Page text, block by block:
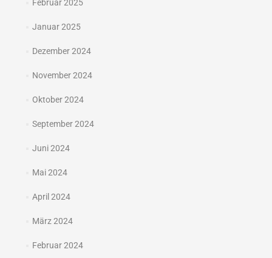
Februar 2025
Januar 2025
Dezember 2024
November 2024
Oktober 2024
September 2024
Juni 2024
Mai 2024
April 2024
März 2024
Februar 2024